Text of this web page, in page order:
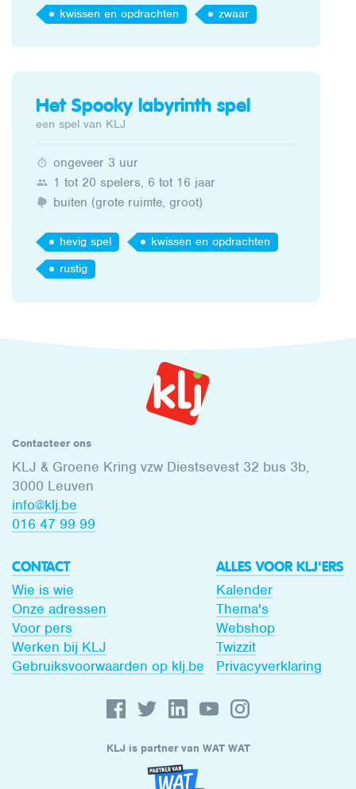
kwissen en opdrachten zwaar
Het Spooky labyrinth spel
een spel van KLJ
ongeveer 3 uur
1 tot 20 spelers, 6 tot 16 jaar
buiten (grote ruimte, groot)
hevig spel
kwissen en opdrachten
rustig
Contacteer ons
KLJ & Groene Kring vzw Diestsevest 32 bus 3b,
3000 Leuven
info@klj.be​
016 47 99 99
CONTACT
Wie is wie
Onze adressen
Voor pers
Werken bij KLJ
Gebruiksvoorwaarden op klj.be
ALLES VOOR KLJ'ERS
Kalender
Thema's
Webshop
Twizzit
Privacyverklaring
KLJ is partner van WAT WAT